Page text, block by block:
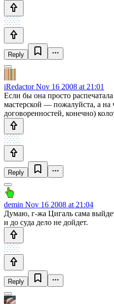
Reply
iRedactorNov 16 2008 at 21:01
Если бы она просто
мастерской — пожалуйста, а на
договоренностей, конечно)
Reply
demin Nov 16 2008 at 21:04
Думаю, г-жа Цигаль сама
и до суда дело не дойдет.
Reply